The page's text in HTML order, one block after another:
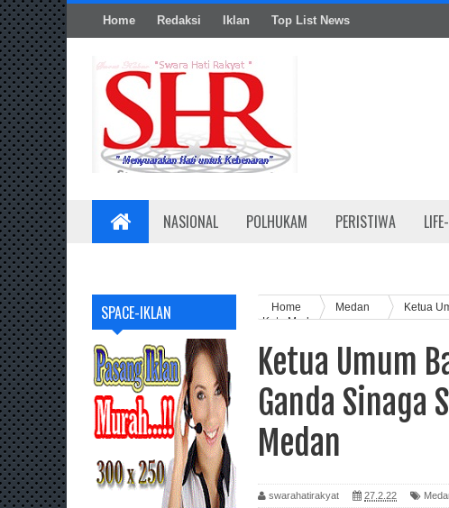
Home Redaksi Iklan Top List News
NASIONAL POLHUKAM PERISTIWA
SPACE-IKLAN Home Medan
Ketua
Kota Medan
Ketua Umum
Ganda Sinaga
Medan
swarahatirakyat 27.2.22